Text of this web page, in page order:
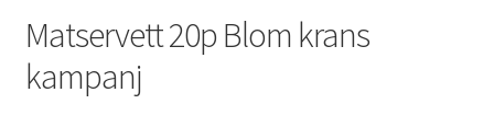
Matservett 20p Blom krans
kampanj